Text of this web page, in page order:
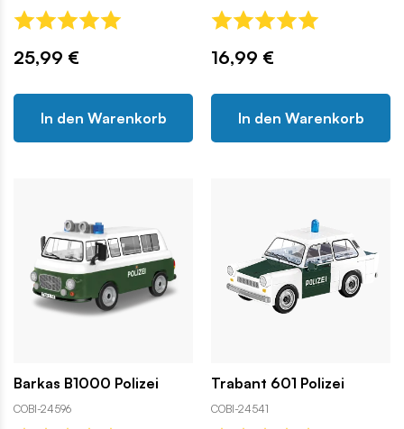
25,99 €
In den Warenkorb
16,99 €
In den Warenkorb
Barkas B1000 Polizei
COBI-24596
Trabant 601 Polizei
COBI-24541